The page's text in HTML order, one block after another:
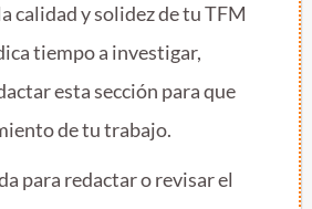
calidad y solidez de tu TFM
tiempo a investigar,
esta sección para que
de tu trabajo.
para redactar o revisar el